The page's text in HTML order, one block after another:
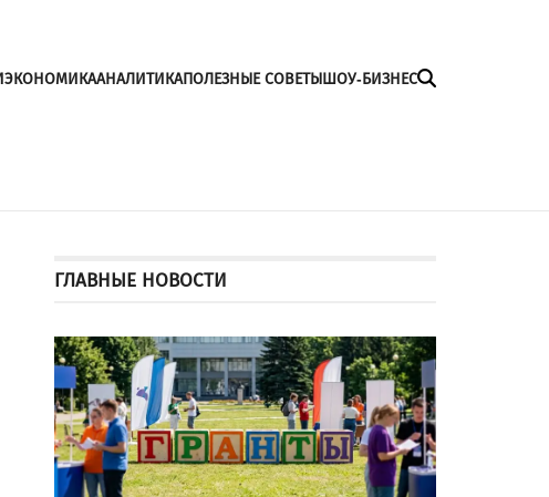
ЭКОНОМИКААНАЛИТИКАПОЛЕЗНЫЕ СОВЕТЫШОУ-БИЗНЕС
ГЛАВНЫЕ НОВОСТИ